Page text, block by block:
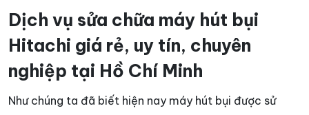
Dịch vụ sửa chữa máy hút bụi
Hitachi giá rẻ, uy tín, chuyên
nghiệp tại Hồ Chí Minh
Như chúng ta đã biết hiện nay máy hút bụi được sử